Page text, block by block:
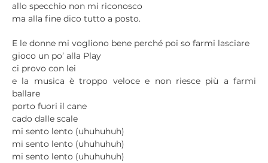
allo specchio non mi riconosco
ma alla fine dico tutto a posto.
E le donne mi vogliono bene perché poi so farmi lasciare
gioco un po’ alla Play
ci provo con lei
e la musica è troppo veloce e non riesce più a farmi
ballare
porto fuori il cane
cado dalle scale
mi sento lento (uhuhuhuh)
mi sento lento (uhuhuhuh)
mi sento lento (uhuhuhuh)